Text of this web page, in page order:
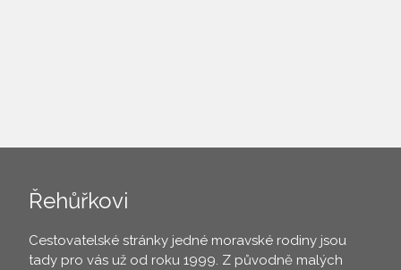
Řehůřkovi
Cestovatelské stránky jedné moravské rodiny jsou
tady pro vás už od roku 1999. Z původně malých